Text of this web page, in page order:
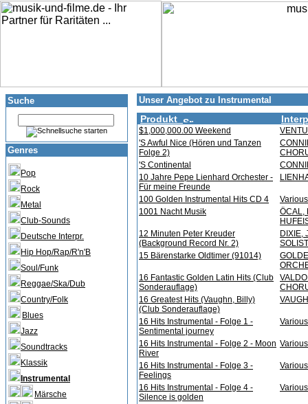
Suche
Genres
Pop
Rock
Metal
Club-Sounds
Deutsche Interpr.
Hip Hop/Rap/R'n'B
Soul/Funk
Reggae/Ska/Dub
Country/Folk
Blues
Jazz
Soundtracks
Klassik
Instrumental
Märsche
Unser Angebot zu Instrumental
Produkt
$1,000,000.00 Weekend
'S Awful Nice (Hören und Tanzen
Folge 2)
'S Continental
10 Jahre Pepe Lienhard Orchester -
Für meine Freunde
100 Golden Instrumental Hits CD 4
1001 Nacht Musik
ÖCAL,
12 Minuten Peter Kreuder
(Background Record Nr. 2)
DIXIE,
15 Bärenstarke Oldtimer (91014)
16 Fantastic Golden Latin Hits (Club
Sonderauflage)
16 Greatest Hits (Vaughn, Billy)
(Club Sonderauflage)
16 Hits Instrumental - Folge 1 -
Sentimental journey
16 Hits Instrumental - Folge 2 - Moon
River
16 Hits Instrumental - Folge 3 -
Feelings
16 Hits Instrumental - Folge 4 -
Silence is golden